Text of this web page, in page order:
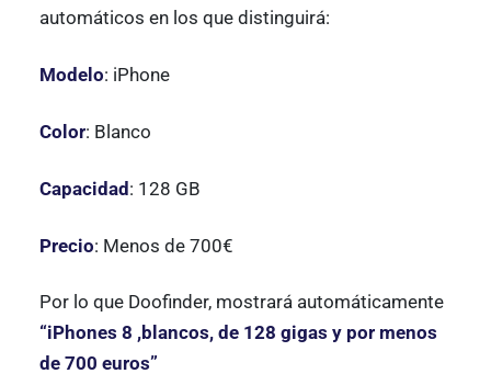
automáticos en los que distinguirá:
Modelo: iPhone
Color: Blanco
Capacidad: 128 GB
Precio: Menos de 700€
Por lo que Doofinder, mostrará automáticamente
“iPhones 8 ,blancos, de 128 gigas y por menos
de 700 euros”